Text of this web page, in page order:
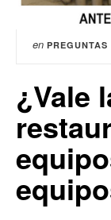
en
¿Vale